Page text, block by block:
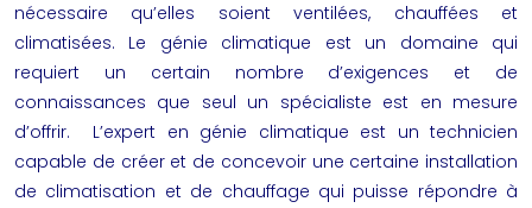
nécessaire qu’elles soient ventilées, chauffées et
climatisées. Le génie climatique est un domaine qui
requiert un certain nombre d’exigences et de
connaissances que seul un spécialiste est en mesure
d’offrir. L’expert en génie climatique est un technicien
capable de créer et de concevoir une certaine installation
de climatisation et de chauffage qui puisse répondre à